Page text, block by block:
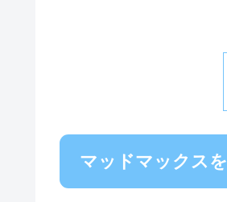
マッドマックス